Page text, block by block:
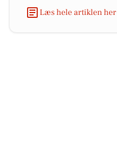
Læs hele artiklen her